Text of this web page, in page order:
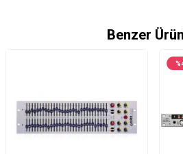
Benzer
%